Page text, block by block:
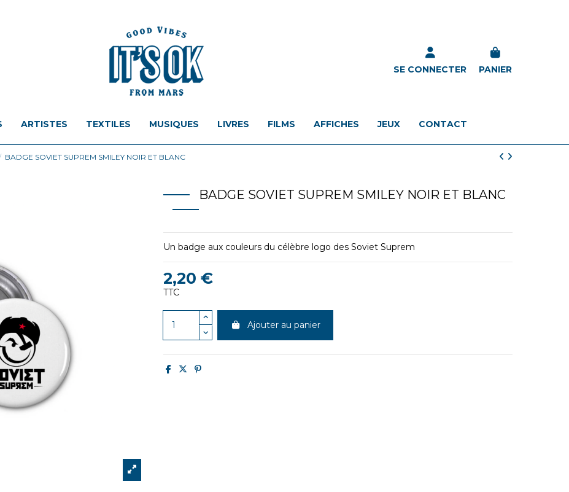
SE CONNECTER PANIER
ARTISTES TEXTILES MUSIQUES LIVRES FILMS AFFICHES JEUX CONTACT
BADGE SOVIET SUPREM SMILEY NOIR ET BLANC
BADGE SOVIET SUPREM SMILEY NOIR ET BLANC
Un badge aux couleurs du célèbre logo des Soviet Suprem
2,20 €
TTC
Ajouter au panier